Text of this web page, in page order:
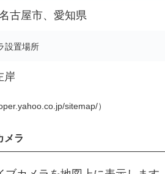
古屋市、愛知県
設置場所
岸
sitemap/）
メラ